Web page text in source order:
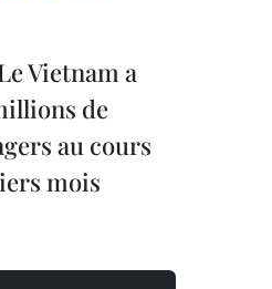
Vietnam a
de
au cours
mois